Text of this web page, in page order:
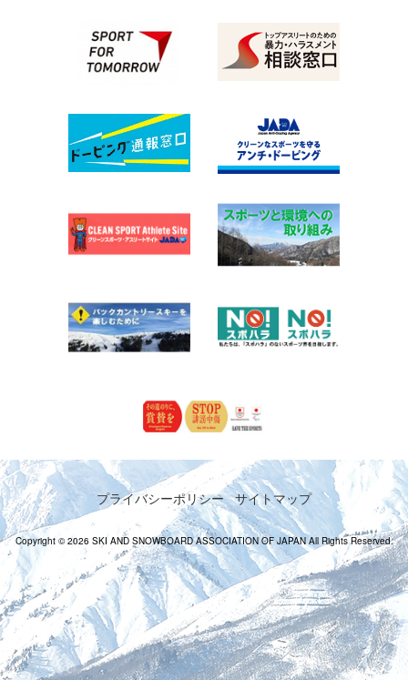
プライバシーポリシー サイトマップ
Copyright © 2026 SKI AND SNOWBOARD ASSOCIATION OF JAPAN All Rights Reserved.